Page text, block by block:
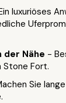
luxuriöses
der Nähe -
Stone Fort.
Sie